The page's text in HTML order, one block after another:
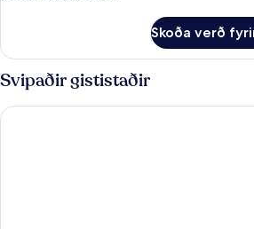
Out
Settle
In
Room
-
Spread
Out
And
Skoða verð
Svipaðir gististaðir
Zedwell Piccadilly Circus